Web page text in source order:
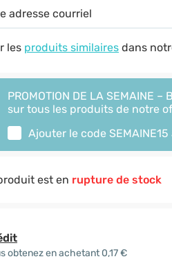
les produits similaires dans
PROMOTION DE LA SEMAINE
sur tous les produits de notre
Ajouter le code SEMAINE15
est en rupture de stock
obtenez en achetant 0,17 €